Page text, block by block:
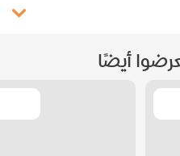
أيضًا